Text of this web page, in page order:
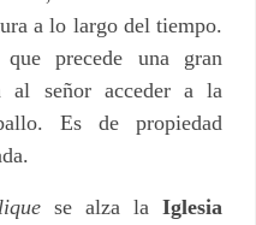
a lo largo del tiempo.
precede una gran
al señor acceder a la
Es de propiedad
se alza laIglesia